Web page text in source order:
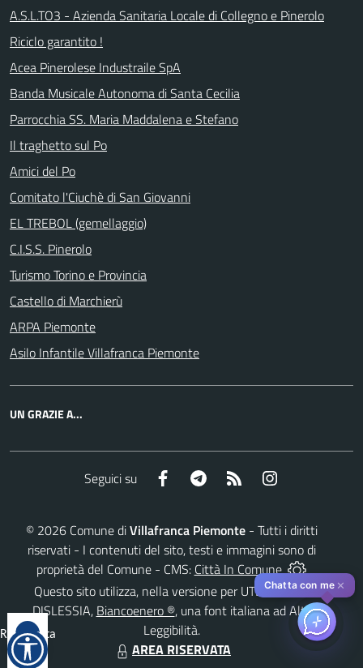
A.S.L.TO3 - Azienda Sanitaria Locale di Collegno e Pinerolo
Riciclo garantito !
Acea Pinerolese Industraile SpA
Banda Musicale Autonoma di Santa Cecilia
Parrocchia SS. Maria Maddalena e Stefano
Il traghetto sul Po
Amici del Po
Comitato l'Ciuchè di San Giovanni
EL TREBOL (gemellaggio)
C.I.S.S. Pinerolo
Turismo Torino e Provincia
Castello di Marchierù
ARPA Piemonte
Asilo Infantile Villafranca Piemonte
UN GRAZIE A...
Seguici su Facebook Telegram RSS
© 2026 Comune diVillafranca Piemonte - Tutti i diritti
riservati - I contenuti del sito, testi e immagini sono di
proprietà del Comune - CMS: Città In Comune
Questo sito utilizza, nella versione per UTENTI CON
DISLESSIA, Biancoenero ®, una font italiana ad Alta
Leggibilità.
AREA RISERVATA
Reimposta
tutto
Chatta con me ✕